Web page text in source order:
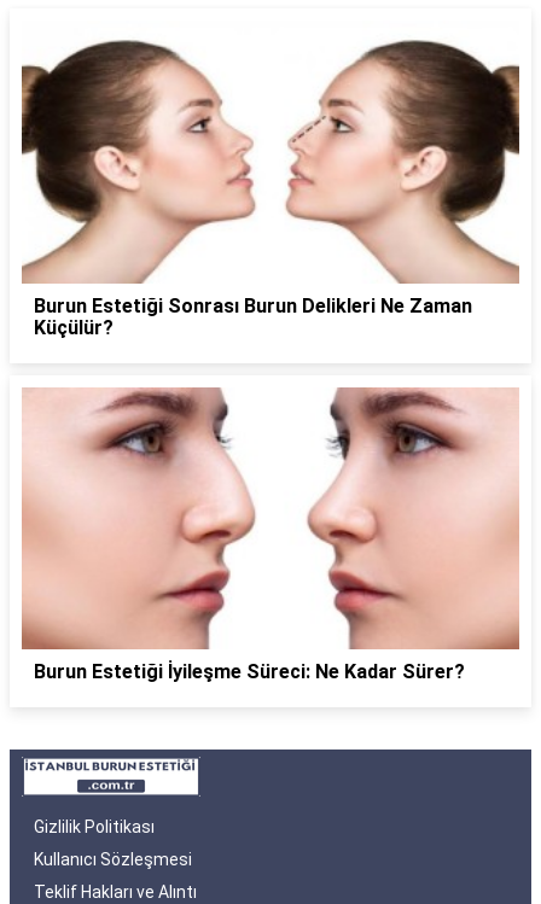
Burun Estetiği Sonrası Burun Delikleri Ne Zaman
Küçülür?
Burun Estetiği İyileşme Süreci: Ne Kadar Sürer?
Gizlilik Politikası
Kullanıcı Sözleşmesi
Teklif Hakları ve Alıntı